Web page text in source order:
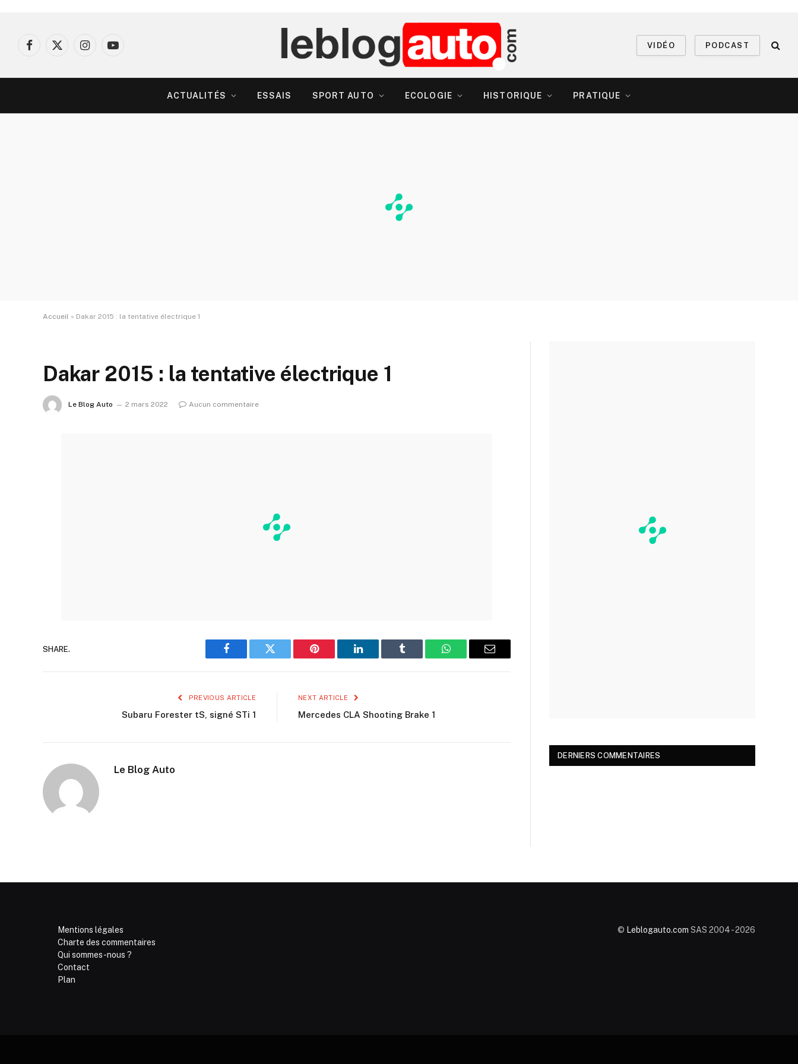
Facebook
X
InstagramYouTube
VIDÉO PODCAST
ACTUALITÉS ESSAIS SPORT AUTO ECOLOGIE HISTORIQUE PRATIQUE
Accueil » Dakar 2015 : la tentative électrique 1
Dakar 2015 : la tentative électrique 1
Le Blog Auto 2 mars 2022 Aucun commentaire
SHARE.
Facebook Twitter Pinterest LinkedIn Tumblr WhatsAppEmail
PREVIOUS ARTICLE
Subaru Forester tS, signé STi 1
NEXT ARTICLE
Mercedes CLA Shooting Brake 1
Le Blog Auto
DERNIERS COMMENTAIRES
Mentions légales
Charte des commentaires
Qui sommes-nous ?
Contact
Plan
© Leblogauto.com SAS 2004 - 2026